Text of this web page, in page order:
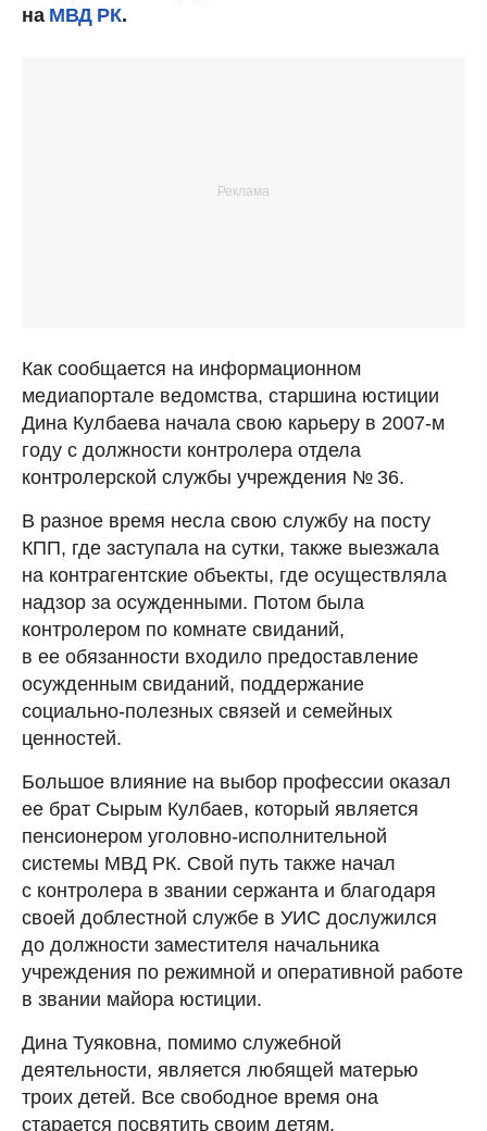
на МВД РК.
Как сообщается на информационном
медиапортале ведомства, старшина юстиции
Дина Кулбаева начала свою карьеру в 2007-м
году с должности контролера отдела
контролерской службы учреждения № 36.
В разное время несла свою службу на посту
КПП, где заступала на сутки, также выезжала
на контрагентские объекты, где осуществляла
надзор за осужденными. Потом была
контролером по комнате свиданий,
в ее обязанности входило предоставление
осужденным свиданий, поддержание
социально-полезных связей и семейных
ценностей.
Большое влияние на выбор профессии оказал
ее брат Сырым Кулбаев, который является
пенсионером уголовно-исполнительной
системы МВД РК. Свой путь также начал
с контролера в звании сержанта и благодаря
своей доблестной службе в УИС дослужился
до должности заместителя начальника
учреждения по режимной и оперативной работе
в звании майора юстиции.
Дина Туяковна, помимо служебной
деятельности, является любящей матерью
троих детей. Все свободное время она
старается посвятить своим детям,